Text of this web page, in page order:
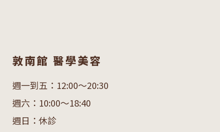
敦南館 醫學美容
週一到五：12:00～20:30
週六：10:00～18:40
週日：休診